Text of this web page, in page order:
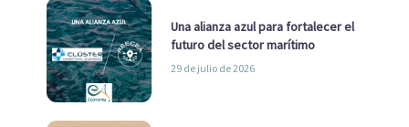
Una alianza azul para fortalecer el
futuro del sector marítimo
29 de julio de 2026